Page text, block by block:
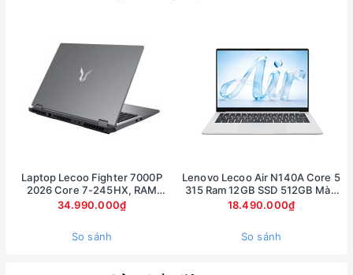
Laptop Lecoo Fighter 7000P
2026 Core 7-245HX, RAM
16GB, SSD 512GB, RTX 5060
8GB, màn 16 inch 2.5K 180Hz
34.990.000₫
So sánh
Lenovo Lecoo Air N140A Core 5
315 Ram 12GB SSD 512GB Màn
hình 14inch FullHD
18.490.000₫
So sánh